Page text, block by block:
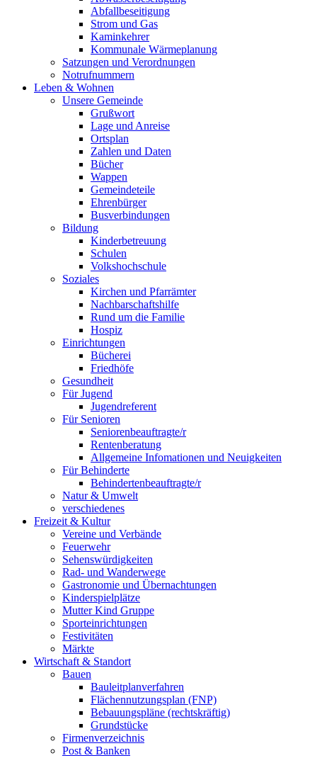
Abfallbeseitigung
Strom und Gas
Kaminkehrer
Kommunale Wärmeplanung
Satzungen und Verordnungen
Notrufnummern
Leben & Wohnen
Unsere Gemeinde
Grußwort
Lage und Anreise
Ortsplan
Zahlen und Daten
Bücher
Wappen
Gemeindeteile
Ehrenbürger
Busverbindungen
Bildung
Kinderbetreuung
Schulen
Volkshochschule
Soziales
Kirchen und Pfarrämter
Nachbarschaftshilfe
Rund um die Familie
Hospiz
Einrichtungen
Bücherei
Friedhöfe
Gesundheit
Für Jugend
Jugendreferent
Für Senioren
Seniorenbeauftragte/r
Rentenberatung
Allgemeine Infomationen und Neuigkeiten
Für Behinderte
Behindertenbeauftragte/r
Natur & Umwelt
verschiedenes
Freizeit & Kultur
Vereine und Verbände
Feuerwehr
Sehenswürdigkeiten
Rad- und Wanderwege
Gastronomie und Übernachtungen
Kinderspielplätze
Mutter Kind Gruppe
Sporteinrichtungen
Festivitäten
Märkte
Wirtschaft & Standort
Bauen
Bauleitplanverfahren
Flächennutzungsplan (FNP)
Bebauungspläne (rechtskräftig)
Grundstücke
Firmenverzeichnis
Post & Banken